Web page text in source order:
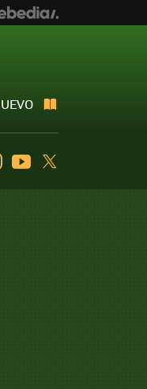
InstagramYoutube